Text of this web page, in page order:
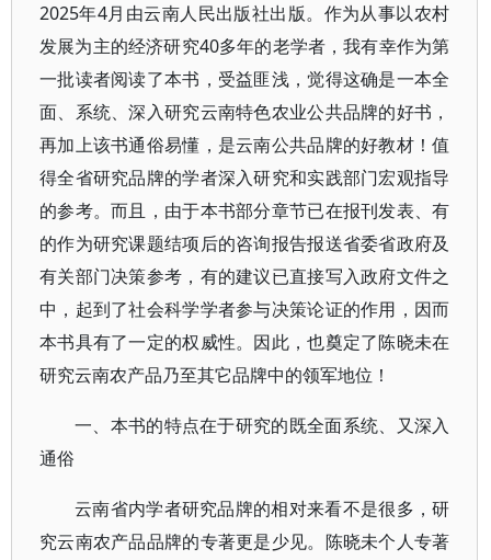
2025年4月由云南人民出版社出版。作为从事以农村
发展为主的经济研究40多年的老学者，我有幸作为第
一批读者阅读了本书，受益匪浅，觉得这确是一本全
面、系统、深入研究云南特色农业公共品牌的好书，
再加上该书通俗易懂，是云南公共品牌的好教材！值
得全省研究品牌的学者深入研究和实践部门宏观指导
的参考。而且，由于本书部分章节已在报刊发表、有
的作为研究课题结项后的咨询报告报送省委省政府及
有关部门决策参考，有的建议已直接写入政府文件之
中，起到了社会科学学者参与决策论证的作用，因而
本书具有了一定的权威性。因此，也奠定了陈晓未在
研究云南农产品乃至其它品牌中的领军地位！
一、本书的特点在于研究的既全面系统、又深入
通俗
云南省内学者研究品牌的相对来看不是很多，研
究云南农产品品牌的专著更是少见。陈晓未个人专著